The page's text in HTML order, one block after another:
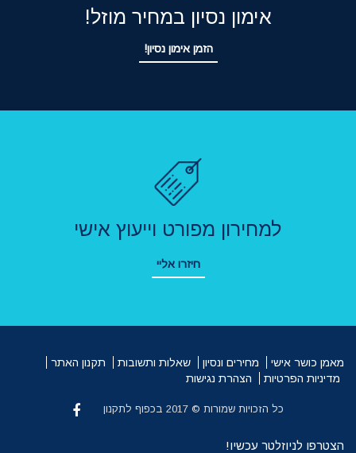
אימון נסיון במחיר מוזל!
הזמן אימון נסיון!
למחירון מפורט וייעוץ אישי
חיזרו אליי
מאמן כושר אישי מחירים ונסיון שאלות ותשובות
תקנון האתר
מדיניות הפרטיות
הצהרת נגישות
כל הזכויות שמורות © 2017 בכפוף לתקנון
הצטרפו לניוזלטר עכשיו!